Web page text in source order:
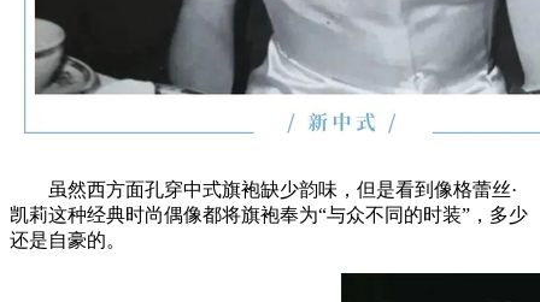
虽然西方面孔穿中式旗袍缺少韵味，但是看到像格蕾丝·
凯莉这种经典时尚偶像都将旗袍奉为“与众不同的时装”，多少
还是自豪的。